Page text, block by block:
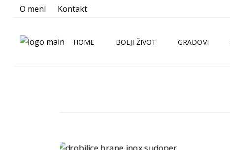
O meni Kontakt
HOME BOLJI ŽIVOT GRADOVI